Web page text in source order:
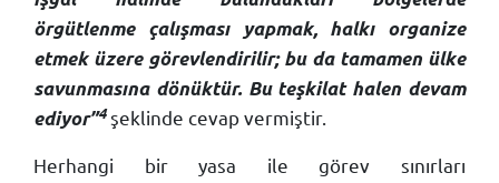
örgütlenme çalışması yapmak, halkı organize
etmek üzere görevlendirilir; bu da tamamen ülke
savunmasına dönüktür. Bu teşkilat halen devam
ediyor”4şeklinde cevap vermiştir.
Herhangi bir yasa ile görev sınırları